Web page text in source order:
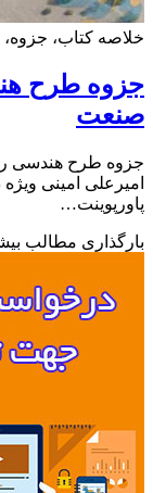
کتاب، جزوه،
طرح
طرح هندسی راه
امینی ویژه
مطالب بیشتر